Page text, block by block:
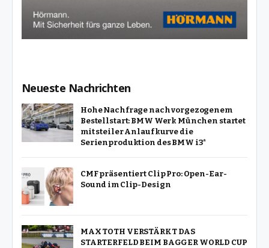
Neueste Nachrichten
Hohe Nachfrage nach vorgezogenem
Bestellstart: BMW Werk München startet
mit steiler Anlaufkurve die
Serienproduktion des BMW i3*
CMF präsentiert Clip Pro: Open-Ear-
Sound im Clip-Design
MAX TOTH VERSTÄRKT DAS
STARTERFELD BEIM BAGGER WORLD CUP